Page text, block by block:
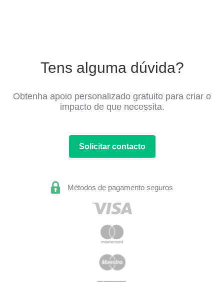
Tens alguma dúvida?
Obtenha apoio personalizado gratuito para criar o
impacto de que necessita.
Solicitar contacto
Métodos de pagamento seguros